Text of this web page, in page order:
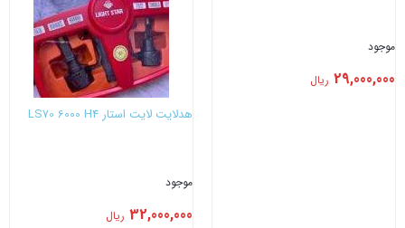
موجود
29,000,000 ریال
هدلایت لایت استار LS70 6000 H4
موجود
32,000,000 ریال